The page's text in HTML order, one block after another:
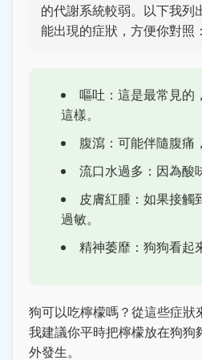
的代謝系統較弱。以下我列
能出現的症狀，方便你對照：
嘔吐：這是最常見的
這樣。
腹瀉：可能伴隨腹痛
流口水過多：因為酸
皮膚紅腫：如果接觸
過敏。
精神萎靡：狗狗看起
狗可以吃檸檬嗎？從這些症狀
我建議你平時把檸檬放在狗狗
外發生。